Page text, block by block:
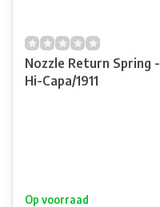
Nozzle Return Spring -
Hi-Capa/1911
Op voorraad